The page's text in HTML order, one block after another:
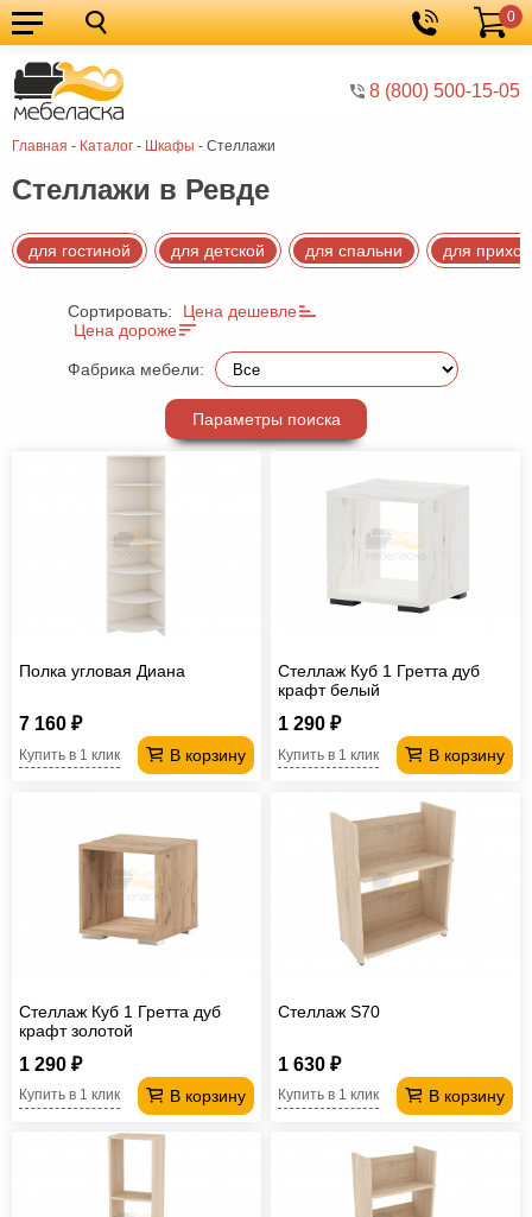
8 (800) 500-15-05
Корзина
0
Главная - Каталог - Шкафы - Стеллажи
Кухонные
гарнитуры
Мебель
для
кухни
Мебель
для
спальни
Кровати
Шкафы
Диваны
мебель
Детская
мебель
Мебель
компьютер
для
Мебель
Кресла-
Косметологическое
оборудование
Стеллажи в Ревде
для гостиной для детской для спальни для
Сортировать:
Цена дешевле
Цена дороже
Фабрика мебели:
Параметры поиска
Полка угловая Диана
7 160 ₽
В корзину
Купить в 1 клик
Стеллаж Куб 1 Гретта дуб
крафт белый
1 290 ₽
В корзину
Купить в 1 клик
Стеллаж Куб 1 Гретта дуб
крафт золотой
1 290 ₽
В корзину
Купить в 1 клик
Стеллаж S70
1 630 ₽
В корзину
Купить в 1 клик